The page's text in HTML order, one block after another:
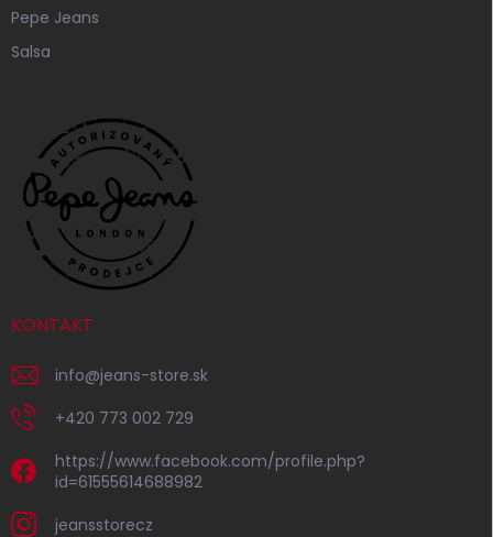
Pepe Jeans
Salsa
KONTAKT
info@jeans-store.sk
+420 773 002 729
https://www.facebook.com/profile.php?
id=61555614688982
jeansstorecz